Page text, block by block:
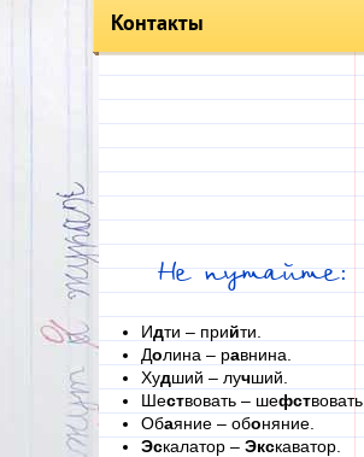
Контакты
Не путайте:
Идти – прийти.
Долина – равнина.
Худший – лучший.
Шествовать – шефствовать.
Обаяние – обоняние.
Эскалатор – Экскаватор.